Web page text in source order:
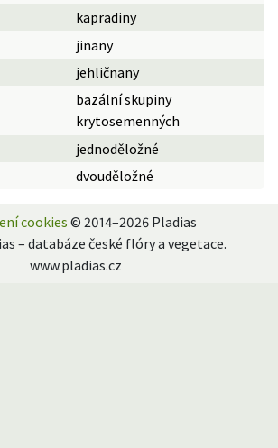
kapradiny
jinany
jehličnany
bazální skupiny
krytosemenných
jednoděložné
dvouděložné
cookies © 2014–2026 Pladias
– databáze české flóry a vegetace.
www.pladias.cz